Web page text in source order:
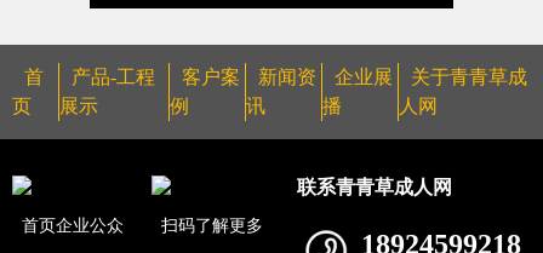
首
页
产品-工程
展示
客户案
例
新闻资
讯
企业展
播
关于青青草成
人网
首页企业公众 扫码了解更多
联系青青草成人网
18924599218